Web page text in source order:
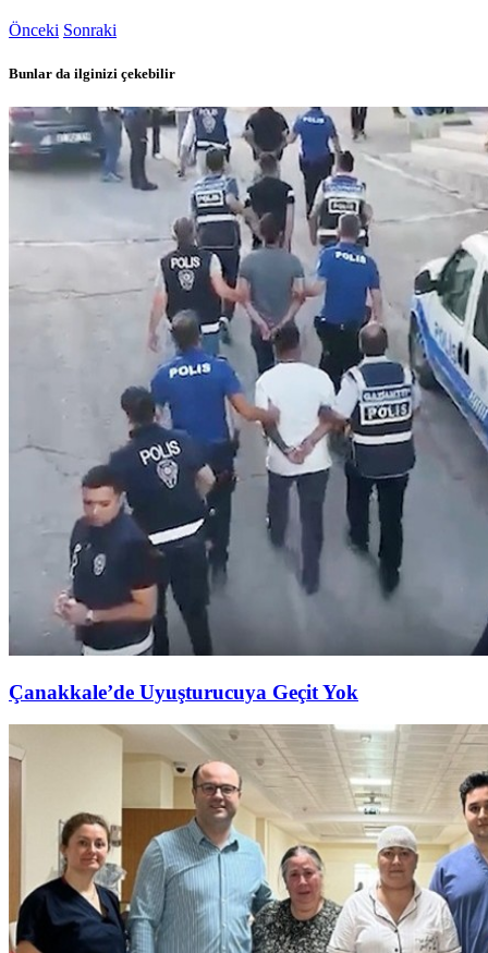
Önceki Sonraki
Bunlar da ilginizi çekebilir
Çanakkale’de Uyuşturucuya Geçit Yok